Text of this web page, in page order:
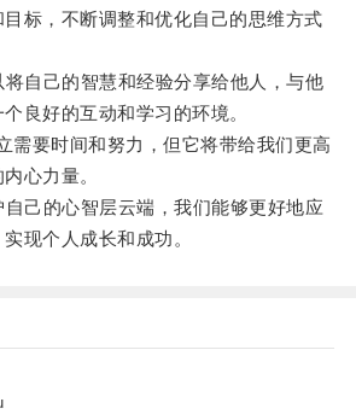
标，不断调整和优化自己的思维方式
己的智慧和经验分享给他人，与他
良好的互动和学习的环境。
要时间和努力，但它将带给我们更高
心力量。
的心智层云端，我们能够更好地应
现个人成长和成功。